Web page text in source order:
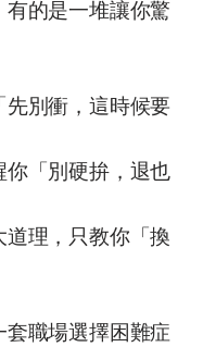
的是一堆讓你驚
別衝，這時候要
「別硬拚，退也
理，只教你「換
職場選擇困難症